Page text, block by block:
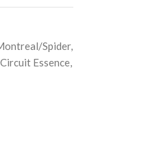
Spider,
Circuit Essence,